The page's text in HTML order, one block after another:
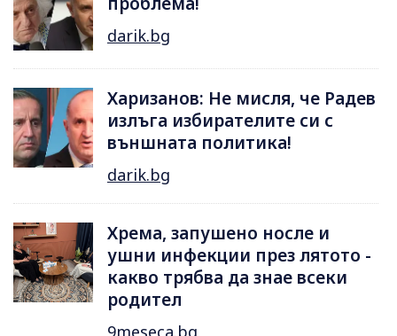
darik.bg
Харизанов: Не мисля, че Радев
излъга избирателите си с
външната политика!
darik.bg
Хрема, запушено носле и
ушни инфекции през лятотo -
какво трябва да знае всеки
родител
9meseca.bg